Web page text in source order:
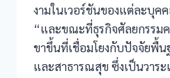
งามในเวอร์ชันของแต่ละบุ
“และขณะที่ธุรกิจศัลยกรรม
ขาขึ้นที่เชื่อมโยงกับปัจจัยพื้
และสาธารณสุข ซึ่งเป็นวาระ